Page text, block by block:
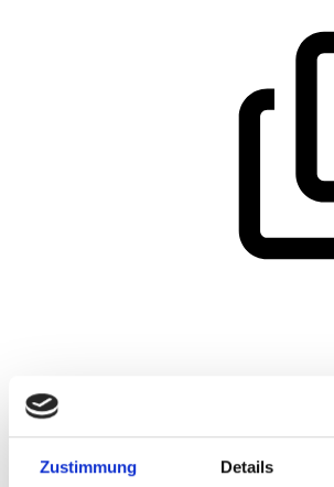
Zustimmung Details